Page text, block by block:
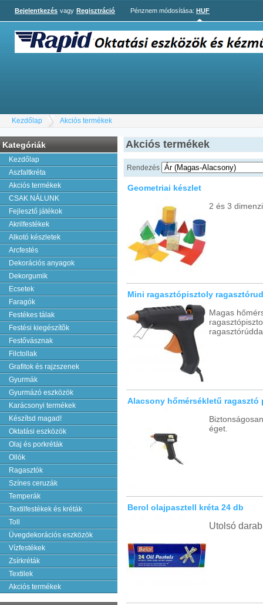
Bejelentkezés vagy Regisztráció Pénznem módosítása: HUF
Kezdőlap Akciós termékek
Kategóriák
Kezdőlap
Aszfaltkréta
Akciós termékek
CSAK NÁLUNK
Fejlesztő játékok
Akrilfestékek
Alkotó készletek
Arcfestés
Dekorációs anyagok
Dekorgumik
Ecsetek
Faragók
Festékes tálak
Festési kiegészítõk
Festővásznak
Filctollak
Grafitok és rajzszenek
Gyurmák
Gyurmázó eszközök
Karácsonyi termékek
Készítsd magad!
Oktatási eszközök
Olaj és porkréták
Ollók
Ragasztók
Színes ceruzák
Temperák
Textilfestékek és kréták
Toll
Üvegdekorációs eszközök
Vízfestékek
Zsírkréták
Textilek
Akciós termékek
Akciós termékek
Rendezés
Geometriai készlet
2 és 3
Mini ragasztópisztoly
Magas
Alacsony hőmérsékletű ragasztó
éget.
Berol olajpasztell kréta 24 db
Utolsó